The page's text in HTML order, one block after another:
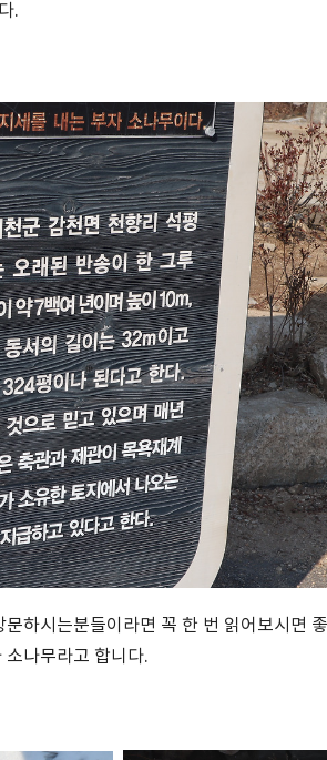
.
하시는분들이라면 꼭 한 번 읽어보시면 좋
나무라고 합니다.